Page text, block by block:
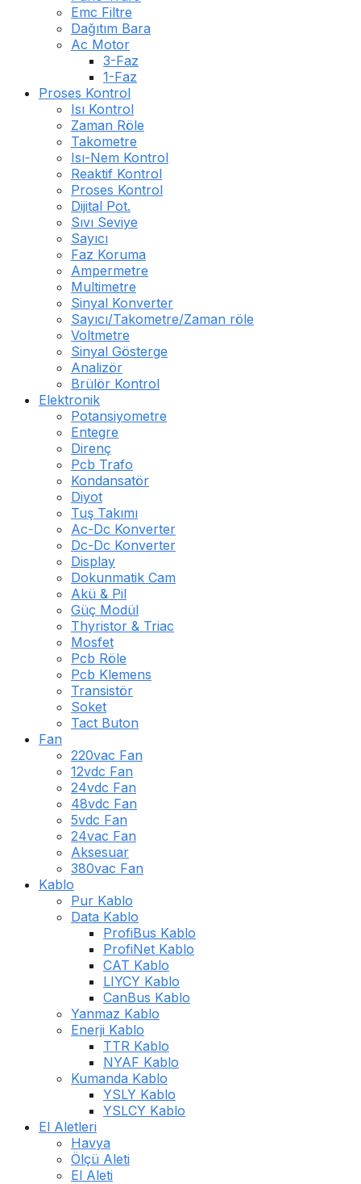
Emc Filtre
Dağıtım Bara
Ac Motor
3-Faz
1-Faz
Proses Kontrol
Isı Kontrol
Zaman Röle
Takometre
Isı-Nem Kontrol
Reaktif Kontrol
Proses Kontrol
Dijital Pot.
Sıvı Seviye
Sayıcı
Faz Koruma
Ampermetre
Multimetre
Sinyal Konverter
Sayıcı/Takometre/Zaman röle
Voltmetre
Sinyal Gösterge
Analizör
Brülör Kontrol
Elektronik
Potansiyometre
Entegre
Direnç
Pcb Trafo
Kondansatör
Diyot
Tuş Takımı
Ac-Dc Konverter
Dc-Dc Konverter
Display
Dokunmatik Cam
Akü & Pil
Güç Modül
Thyristor & Triac
Mosfet
Pcb Röle
Pcb Klemens
Transistör
Soket
Tact Buton
Fan
220vac Fan
12vdc Fan
24vdc Fan
48vdc Fan
5vdc Fan
24vac Fan
Aksesuar
380vac Fan
Kablo
Pur Kablo
Data Kablo
ProfiBus Kablo
ProfiNet Kablo
CAT Kablo
LIYCY Kablo
CanBus Kablo
Yanmaz Kablo
Enerji Kablo
TTR Kablo
NYAF Kablo
Kumanda Kablo
YSLY Kablo
YSLCY Kablo
El Aletleri
Havya
Ölçü Aleti
El Aleti